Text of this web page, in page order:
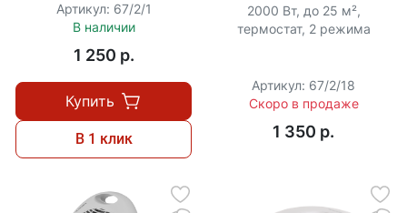
Артикул: 67/2/1
В наличии
1 250 p.
Купить
В 1 клик
2000 Вт, до 25 м²,
термостат, 2 режима
Артикул: 67/2/18
Скоро в продаже
1 350 p.